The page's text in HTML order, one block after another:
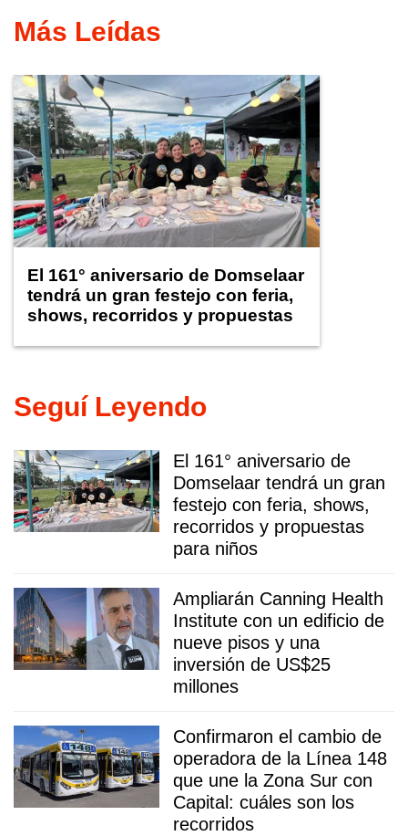
Más Leídas
El 161° aniversario de Domselaar
tendrá un gran festejo con feria,
shows, recorridos y propuestas
Seguí Leyendo
El 161° aniversario de
Domselaar tendrá un gran
festejo con feria, shows,
recorridos y propuestas
para niños
Ampliarán Canning Health
Institute con un edificio de
nueve pisos y una
inversión de US$25
millones
Confirmaron el cambio de
operadora de la Línea 148
que une la Zona Sur con
Capital: cuáles son los
recorridos